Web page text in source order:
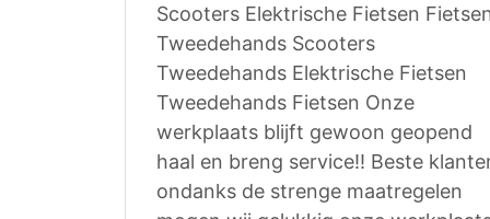
Scooters Elektrische Fietsen
Tweedehands Scooters
Tweedehands Elektrische Fietsen
Tweedehands Fietsen Onze
werkplaats blijft gewoon geopend
haal en breng service!! Beste
ondanks de strenge maatregelen